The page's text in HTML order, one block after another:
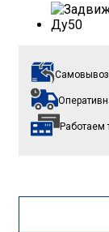
Работаем